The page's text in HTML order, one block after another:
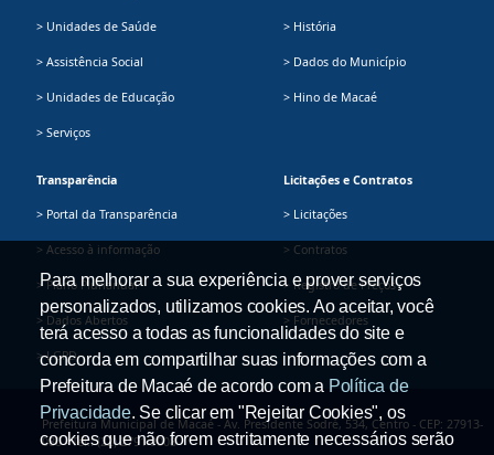
> Unidades de Saúde
> Assistência Social
> Unidades de Educação
> Serviços
> História
> Dados do Município
> Hino de Macaé
Transparência
> Portal da Transparência
> Acesso à informação
> Plano Plurianual
> Dados Abertos
> LGPD
Licitações e Contratos
> Licitações
> Contratos
> Registro de Preços
> Fornecedores
Prefeitura Municipal de Macaé - Av. Presidente Sodré, 534, Centro - CEP: 27913-
080 - Tel.: (22) 2791-9008
Para melhorar a sua experiência e prover serviços
personalizados, utilizamos cookies. Ao aceitar, você
terá acesso a todas as funcionalidades do site e
concorda em compartilhar suas informações com a
Prefeitura de Macaé de acordo com a Política de
Privacidade. Se clicar em "Rejeitar Cookies", os
cookies que não forem estritamente necessários serão